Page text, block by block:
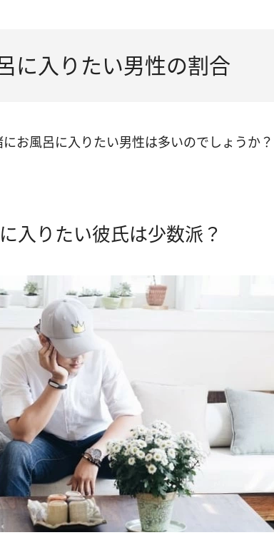
に入りたい男性の割合
お風呂に入りたい男性は多いのでしょうか？
入りたい彼氏は少数派？